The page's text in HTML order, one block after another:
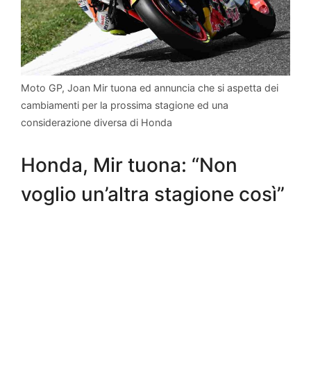
Moto GP, Joan Mir tuona ed annuncia che si aspetta dei
cambiamenti per la prossima stagione ed una
considerazione diversa di Honda
Honda, Mir tuona: “Non
voglio un’altra stagione così”